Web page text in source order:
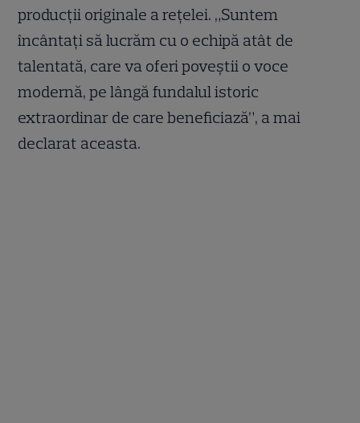
producții originale a rețelei. „Suntem
încântați să lucrăm cu o echipă atât de
talentată, care va oferi poveștii o voce
modernă, pe lângă fundalul istoric
extraordinar de care beneficiază”, a mai
declarat aceasta.